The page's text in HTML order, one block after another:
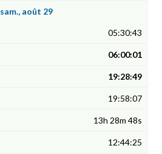
sam., août 29
05:30:43
06:00:01
19:28:49
19:58:07
13h 28m 48s
12:44:25